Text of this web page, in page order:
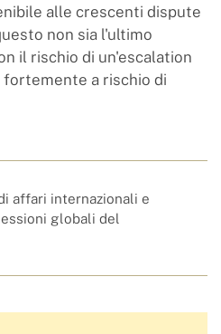
alle crescenti dispute
non sia l'ultimo
il rischio di un'escalation
fortemente a rischio di
affari internazionali e
globali del